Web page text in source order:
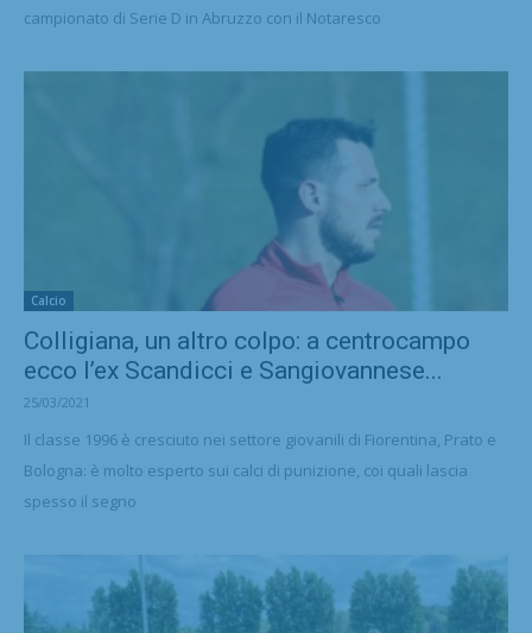
campionato di Serie D in Abruzzo con il Notaresco
Calcio
Colligiana, un altro colpo: a centrocampo
ecco l’ex Scandicci e Sangiovannese...
25/03/2021
Il classe 1996 è cresciuto nei settore giovanili di Fiorentina, Prato e
Bologna: è molto esperto sui calci di punizione, coi quali lascia
spesso il segno